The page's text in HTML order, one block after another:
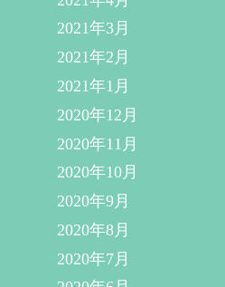
2021年3月
2021年2月
2021年1月
2020年12月
2020年11月
2020年10月
2020年9月
2020年8月
2020年7月